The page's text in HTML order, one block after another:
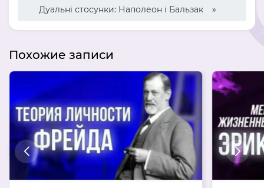
Дуальні стосунки: Наполеон і Бальзак
Похожие записи